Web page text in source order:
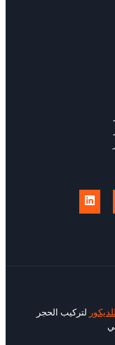
لتركيب الحجر